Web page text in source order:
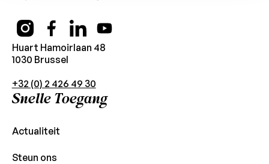
Huart Hamoirlaan 48
1030 Brussel
+32 (0) 2 426 49 30
Snelle Toegang
Actualiteit
Steun ons